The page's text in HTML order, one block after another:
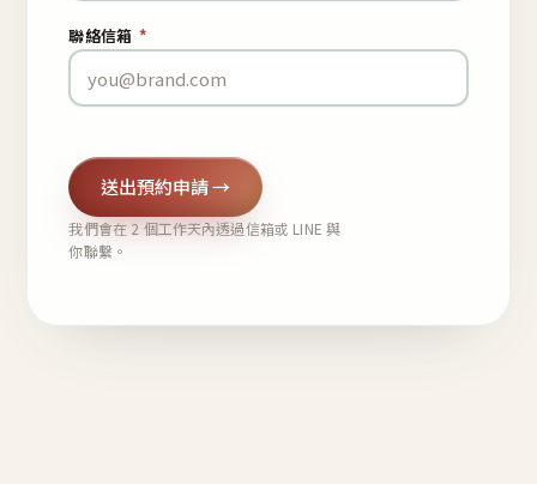
聯絡信箱 *
送出預約申請 →
我們會在 2 個工作天內透過信箱或 LINE 與
你聯繫。